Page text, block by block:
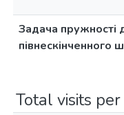
Задача пружності
півнескінченного
Total visits